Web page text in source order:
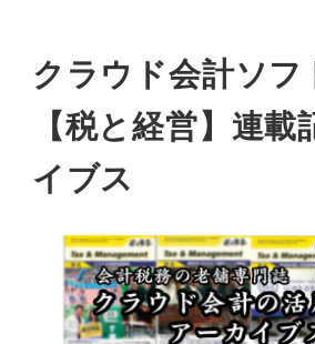
クラウド会計ソフ
【税と経営】連載
イブス